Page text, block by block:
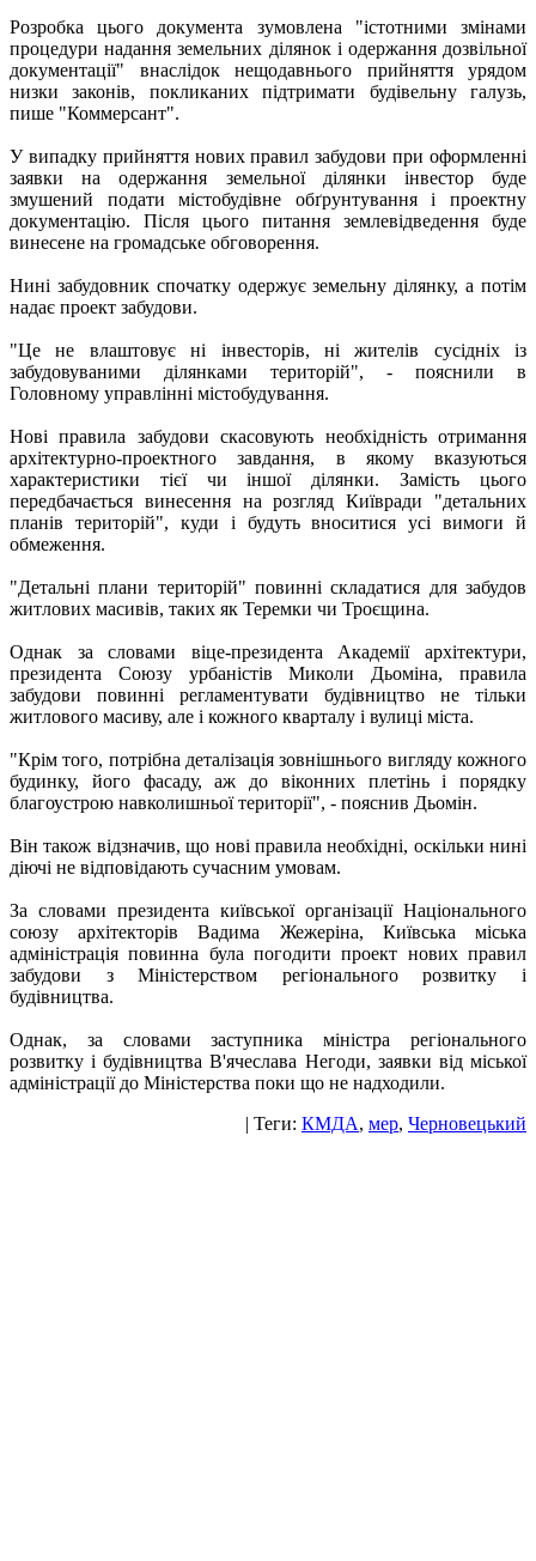
Розробка цього документа зумовлена "істотними змінами
процедури надання земельних ділянок і одержання дозвільної
документації" внаслідок нещодавнього прийняття урядом
низки законів, покликаних підтримати будівельну галузь,
пише "Коммерсант".
У випадку прийняття нових правил забудови при оформленні
заявки на одержання земельної ділянки інвестор буде
змушений подати містобудівне обґрунтування і проектну
документацію. Після цього питання землевідведення буде
винесене на громадське обговорення.
Нині забудовник спочатку одержує земельну ділянку, а потім
надає проект забудови.
"Це не влаштовує ні інвесторів, ні жителів сусідніх із
забудовуваними ділянками територій", - пояснили в
Головному управлінні містобудування.
Нові правила забудови скасовують необхідність отримання
архітектурно-проектного завдання, в якому вказуються
характеристики тієї чи іншої ділянки. Замість цього
передбачається винесення на розгляд Київради "детальних
планів територій", куди і будуть вноситися усі вимоги й
обмеження.
"Детальні плани територій" повинні складатися для забудов
житлових масивів, таких як Теремки чи Троєщина.
Однак за словами віце-президента Академії архітектури,
президента Союзу урбаністів Миколи Дьоміна, правила
забудови повинні регламентувати будівництво не тільки
житлового масиву, але і кожного кварталу і вулиці міста.
"Крім того, потрібна деталізація зовнішнього вигляду кожного
будинку, його фасаду, аж до віконних плетінь і порядку
благоустрою навколишньої території", - пояснив Дьомін.
Він також відзначив, що нові правила необхідні, оскільки нині
діючі не відповідають сучасним умовам.
За словами президента київської організації Національного
союзу архітекторів Вадима Жежеріна, Київська міська
адміністрація повинна була погодити проект нових правил
забудови з Міністерством регіонального розвитку і
будівництва.
Однак, за словами заступника міністра регіонального
розвитку і будівництва В'ячеслава Негоди, заявки від міської
адміністрації до Міністерства поки що не надходили.
| Теги: КМДА, мер, Черновецький